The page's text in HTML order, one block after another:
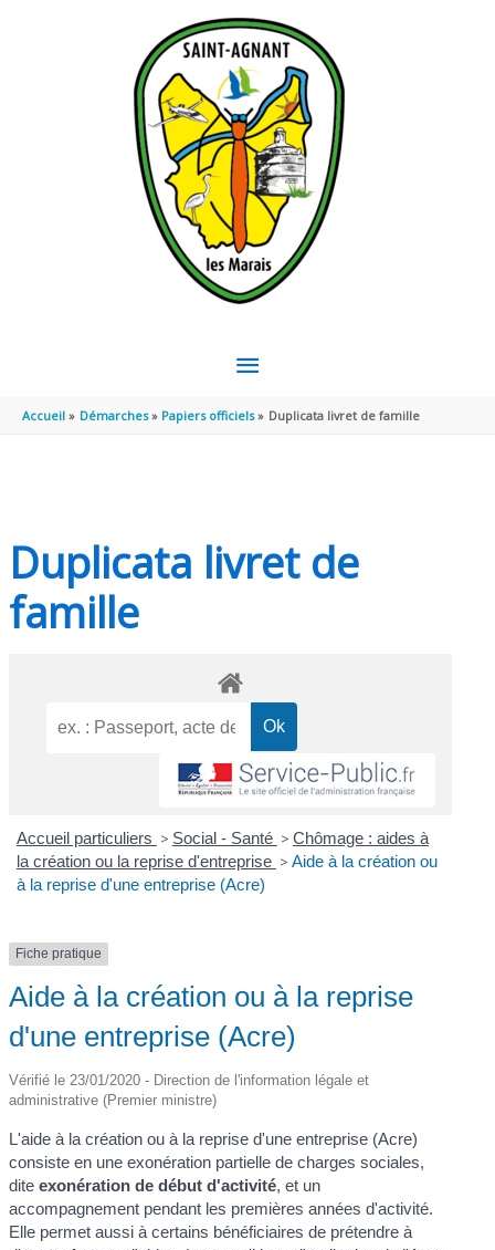
MENU
PRINCIPAL
Accueil Démarches Papiers officiels Duplicata livret de famille
Duplicata livret de
famille
Accueil particuliers > Social - Santé > Chômage : aides à
la création ou la reprise d'entreprise > Aide à la création ou
à la reprise d'une entreprise (Acre)
Fiche pratique
Aide à la création ou à la reprise
d'une entreprise (Acre)
Vérifié le 23/01/2020 - Direction de l'information légale et
administrative (Premier ministre)
L'aide à la création ou à la reprise d'une entreprise (Acre)
consiste en une exonération partielle de charges sociales,
diteexonération de début d'activité, et un
accompagnement pendant les premières années d'activité.
Elle permet aussi à certains bénéficiaires de prétendre à